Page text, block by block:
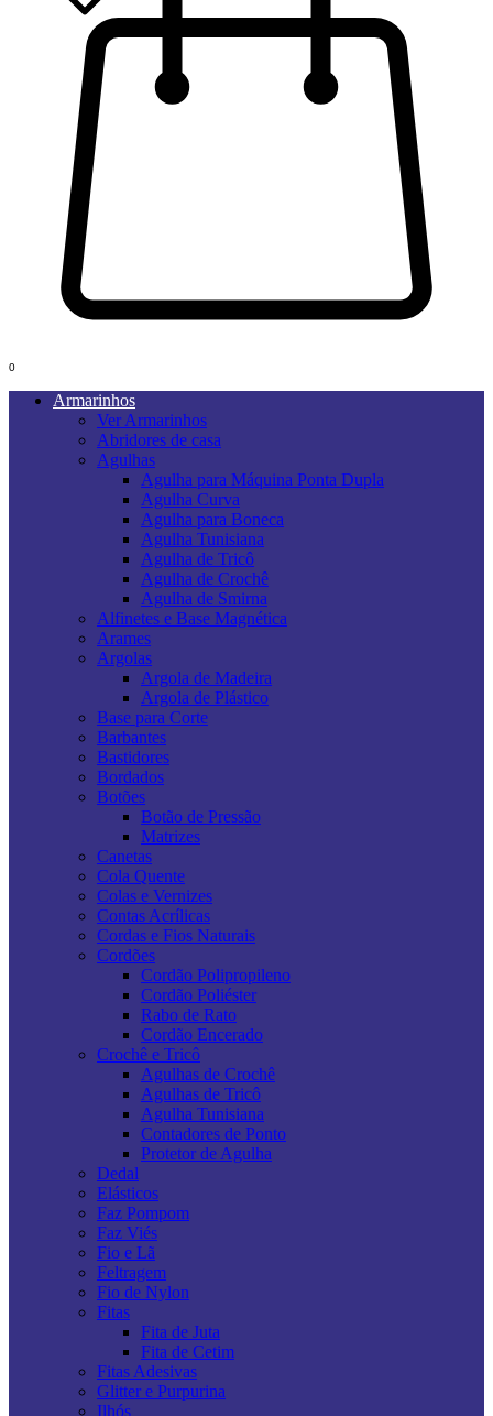
0
Armarinhos
Ver Armarinhos
Abridores de casa
Agulhas
Agulha para Máquina Ponta Dupla
Agulha Curva
Agulha para Boneca
Agulha Tunisiana
Agulha de Tricô
Agulha de Crochê
Agulha de Smirna
Alfinetes e Base Magnética
Arames
Argolas
Argola de Madeira
Argola de Plástico
Base para Corte
Barbantes
Bastidores
Bordados
Botões
Botão de Pressão
Matrizes
Canetas
Cola Quente
Colas e Vernizes
Contas Acrílicas
Cordas e Fios Naturais
Cordões
Cordão Polipropileno
Cordão Poliéster
Rabo de Rato
Cordão Encerado
Crochê e Tricô
Agulhas de Crochê
Agulhas de Tricô
Agulha Tunisiana
Contadores de Ponto
Protetor de Agulha
Dedal
Elásticos
Faz Pompom
Faz Viés
Fio e Lã
Feltragem
Fio de Nylon
Fitas
Fita de Juta
Fita de Cetim
Fitas Adesivas
Glitter e Purpurina
Ilhós